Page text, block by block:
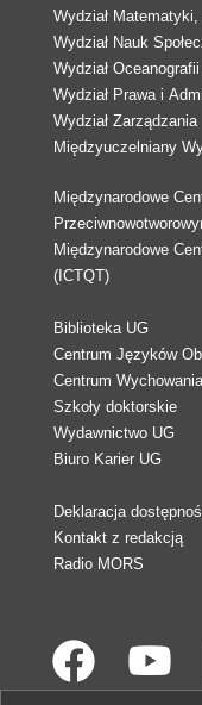
Wydział
Wydział Nauk
Wydział
Wydział Prawa i
Wydział Zarządzania
Międzyuczelniany
Międzynarodowe
Międzynarodowe
(ICTQT)
Biblioteka UG
Centrum Języków
Centrum
Szkoły doktorskie
Wydawnictwo UG
Biuro Karier UG
Deklaracja
Kontakt z redakcją
Radio MORS